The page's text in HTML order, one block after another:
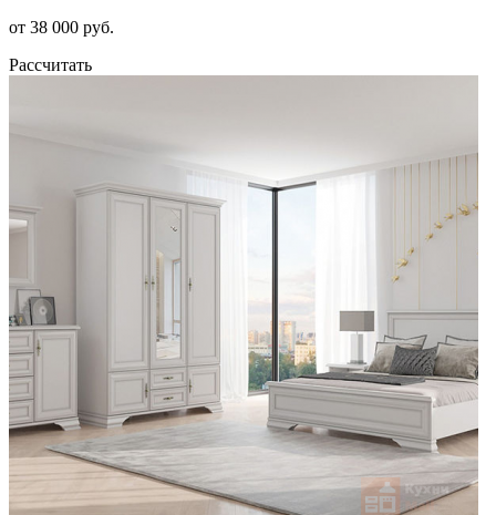
от 38 000 руб.
Рассчитать